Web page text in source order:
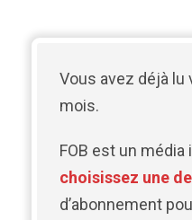
Vous avez déjà lu
mois.
FOB est un média
choisissez une
d’abonnement